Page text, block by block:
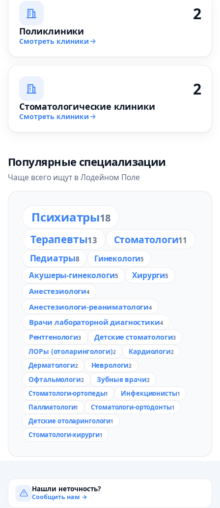
2
Поликлиники
Смотреть клиники
2
Стоматологические клиники
Смотреть клиники
Популярные специализации
Чаще всего ищут в Лодейном Поле
Психиатры18
Терапевты13 Стоматологи11
Педиатры8 Гинекологи5
Акушеры-гинекологи5 Хирурги5
Анестезиологи4
Анестезиологи-реаниматологи4
Врачи лабораторной диагностики4
Рентгенологи3 Детские стоматологи3
ЛОРы (отоларингологи)2 Кардиологи2
Дерматологи2 Неврологи2
Офтальмологи2 Зубные врачи2
Стоматологи-ортопеды1 Инфекционисты1
Паллиатологи1 Стоматологи-ортодонты1
Детские отоларингологи1
Стоматологи-хирурги1
Нашли неточность?
Сообщить нам →